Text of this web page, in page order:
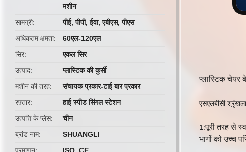
मशीन
सामग्री
पीई, पीपी, ईवा, एबीएस, पीएस
अधिकतम क्षमता
60एल-120एल
सिर
एकल सिर
उत्पाद
प्लास्टिक की कुर्सी
मशीन की तरह
संचायक प्रकार-टाई बार प्रकार
रफ़्तार
हाई स्पीड सिंगल स्टेशन
उत्पत्ति के प्लेस
चीन
ब्रांड नाम
SHUANGLI
प्लास्टिक चेयर
एसएलबीसी
1:पूरी तरह से
भागों को उच्च